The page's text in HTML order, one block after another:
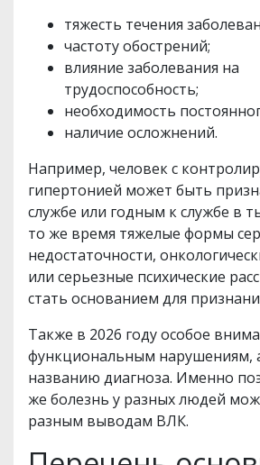
тяжесть течения
частоту обострений;
влияние заболевания на
трудоспособность;
необходимость
наличие осложнений.
Например, человек с
гипертонией может быть
службе или годным к службе в
то же время тяжелые формы
недостаточности,
или серьезные психические
стать основанием для
Также в 2026 году особое
функциональным нарушениям,
названию диагноза. Именно
же болезнь у разных людей
разным выводам ВЛК.